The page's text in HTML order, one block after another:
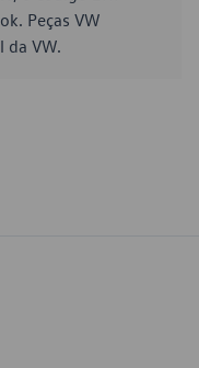
Peças VW
da VW.